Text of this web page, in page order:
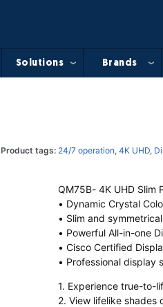
Solutions Brands
Product tags: 24/7 operation 4K UHD
QM75B- 4K UHD Slim
• Dynamic Crystal
• Slim and
• Powerful All-in-one
• Cisco Certified
• Professional display
1. Experience true-to-
2. View lifelike shades